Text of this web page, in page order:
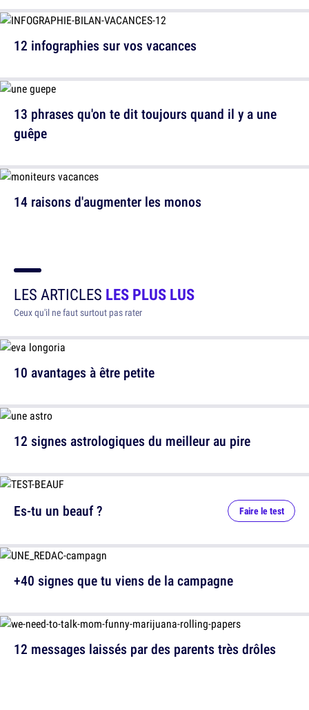
13 phrases qu'on te dit toujours quand il y a une
guêpe
12 infographies sur vos vacances
14 raisons d'augmenter les monos
LES ARTICLES LES PLUS LUS
Ceux qu'il ne faut surtout pas rater
10 avantages à être petite
12 signes astrologiques du meilleur au pire
12 messages laissés par des parents très drôles
Es-tu un beauf ? Faire le test
+40 signes que tu viens de la campagne